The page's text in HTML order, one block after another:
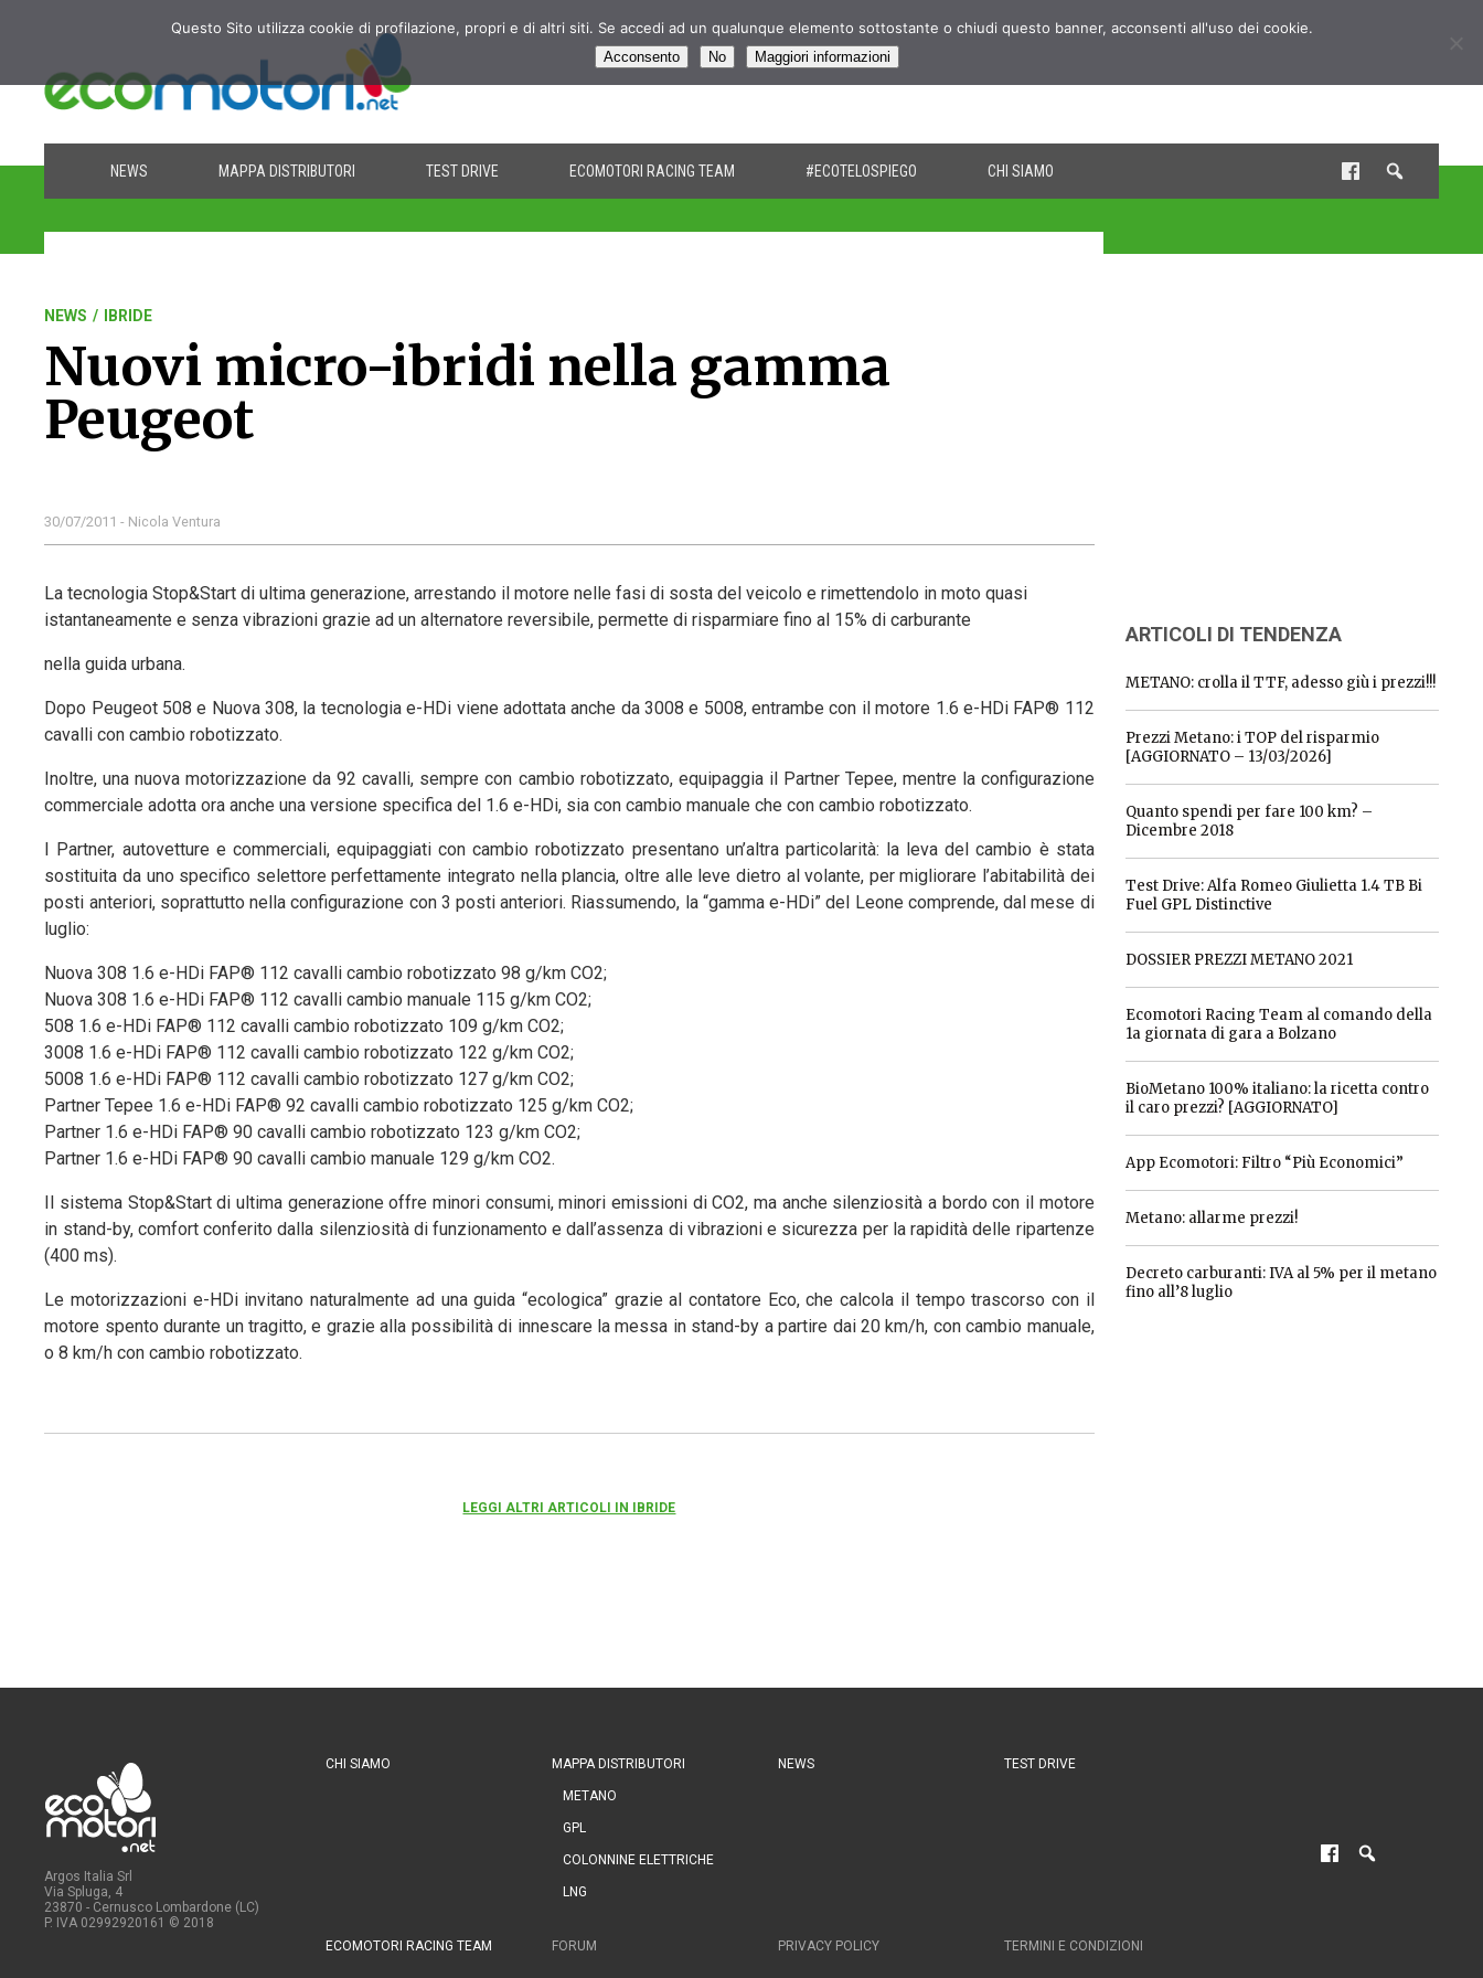
NEWS MAPPA DISTRIBUTORI TEST DRIVE ECOMOTORI RACING TEAM #ECOTELOSPIEGO CHI SIAMO
NEWS / IBRIDE
Nuovi micro-ibridi nella gamma
Peugeot
30/07/2011 - Nicola Ventura
La tecnologia Stop&Start di ultima generazione, arrestando il motore nelle fasi di sosta del veicolo e rimettendolo in moto quasi
istantaneamente e senza vibrazioni grazie ad un alternatore reversibile, permette di risparmiare fino al 15% di carburante
nella guida urbana.
Dopo Peugeot 508 e Nuova 308, la tecnologia e-HDi viene adottata anche da 3008 e 5008, entrambe con il motore 1.6 e-HDi FAP® 112
cavalli con cambio robotizzato.
Inoltre, una nuova motorizzazione da 92 cavalli, sempre con cambio robotizzato, equipaggia il Partner Tepee, mentre la configurazione
commerciale adotta ora anche una versione specifica del 1.6 e-HDi, sia con cambio manuale che con cambio robotizzato.
I Partner, autovetture e commerciali, equipaggiati con cambio robotizzato presentano un’altra particolarità: la leva del cambio è stata
sostituita da uno specifico selettore perfettamente integrato nella plancia, oltre alle leve dietro al volante, per migliorare l’abitabilità dei
posti anteriori, soprattutto nella configurazione con 3 posti anteriori. Riassumendo, la “gamma e-HDi” del Leone comprende, dal mese di
luglio:
Nuova 308 1.6 e-HDi FAP® 112 cavalli cambio robotizzato 98 g/km CO2;
Nuova 308 1.6 e-HDi FAP® 112 cavalli cambio manuale 115 g/km CO2;
508 1.6 e-HDi FAP® 112 cavalli cambio robotizzato 109 g/km CO2;
3008 1.6 e-HDi FAP® 112 cavalli cambio robotizzato 122 g/km CO2;
5008 1.6 e-HDi FAP® 112 cavalli cambio robotizzato 127 g/km CO2;
Partner Tepee 1.6 e-HDi FAP® 92 cavalli cambio robotizzato 125 g/km CO2;
Partner 1.6 e-HDi FAP® 90 cavalli cambio robotizzato 123 g/km CO2;
Partner 1.6 e-HDi FAP® 90 cavalli cambio manuale 129 g/km CO2.
Il sistema Stop&Start di ultima generazione offre minori consumi, minori emissioni di CO2, ma anche silenziosità a bordo con il motore
in stand-by, comfort conferito dalla silenziosità di funzionamento e dall’assenza di vibrazioni e sicurezza per la rapidità delle ripartenze
(400 ms).
Le motorizzazioni e-HDi invitano naturalmente ad una guida “ecologica” grazie al contatore Eco, che calcola il tempo trascorso con il
motore spento durante un tragitto, e grazie alla possibilità di innescare la messa in stand-by a partire dai 20 km/h, con cambio manuale,
o 8 km/h con cambio robotizzato.
LEGGI ALTRI ARTICOLI IN IBRIDE
ARTICOLI DI TENDENZA
METANO: crolla il TTF, adesso giù i prezzi!!!
Prezzi Metano: i TOP del risparmio
[AGGIORNATO – 13/03/2026]
Quanto spendi per fare 100 km? –
Dicembre 2018
Test Drive: Alfa Romeo Giulietta 1.4 TB Bi
Fuel GPL Distinctive
DOSSIER PREZZI METANO 2021
Ecomotori Racing Team al comando della
1a giornata di gara a Bolzano
BioMetano 100% italiano: la ricetta contro
il caro prezzi? [AGGIORNATO]
App Ecomotori: Filtro “Più Economici”
Metano: allarme prezzi!
Decreto carburanti: IVA al 5% per il metano
fino all’8 luglio
Argos Italia Srl
Via Spluga, 4
23870 - Cernusco Lombardone (LC)
P. IVA 02992920161 © 2018
CHI SIAMO MAPPA DISTRIBUTORI
METANO
GPL
COLONNINE ELETTRICHE
LNG
NEWS TEST DRIVE
ECOMOTORI RACING TEAM FORUM PRIVACY POLICY TERMINI E CONDIZIONI
Questo Sito utilizza cookie di profilazione, propri e di altri siti. Se accedi ad un qualunque elemento sottostante o chiudi questo banner, acconsenti all'uso dei cookie.
Acconsento No Maggiori informazioni